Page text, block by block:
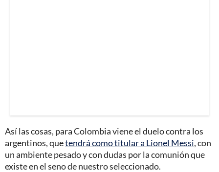
Así las cosas, para Colombia viene el duelo contra los
argentinos, quetendrá como titular a Lionel Messi, con
un ambiente pesado y con dudas por la comunión que
existe en el seno de nuestro seleccionado.